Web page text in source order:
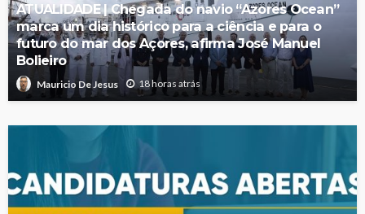
ATUALIDADE | Chegada do navio “Azores Ocean”
marca um dia histórico para a ciência e para o
futuro do mar dos Açores, afirma José Manuel
Bolieiro
Mauricio De Jesus 18 horas atrás